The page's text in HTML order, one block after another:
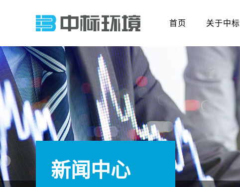
首页 关于中标
新闻中心